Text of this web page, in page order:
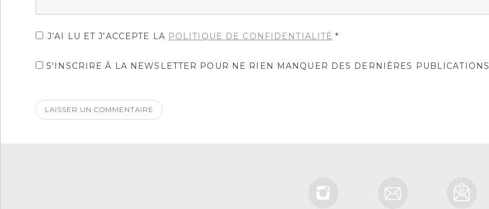
J’AI LU ET J’ACCEPTE LA POLITIQUE DE CONFIDENTIALITÉ *
S'INSCRIRE À LA NEWSLETTER POUR NE RIEN MANQUER DES DERNIÈRES PUBLICATIONS